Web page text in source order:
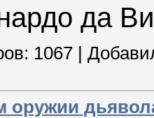
да
1067
оружии